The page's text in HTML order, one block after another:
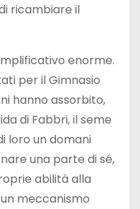
ricambiare il
enorme.
per il Gimnasio
hanno assorbito,
di Fabbri, il seme
loro un domani
una parte di sé,
abilità alla
meccanismo